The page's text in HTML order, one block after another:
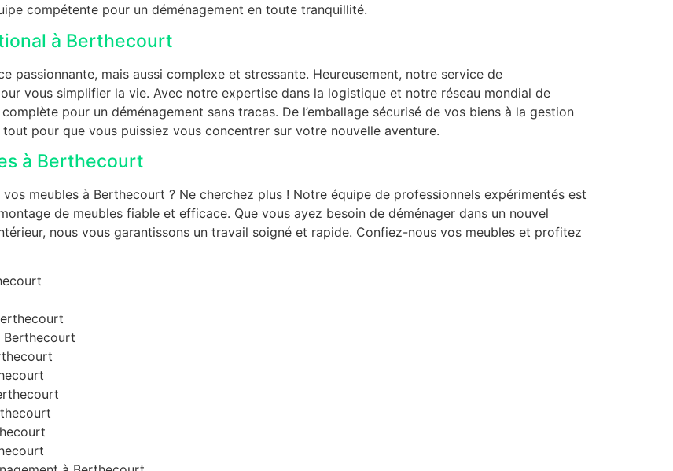
compétente pour un déménagement en toute tranquillité.
à Berthecourt
passionnante, mais aussi complexe et stressante. Heureusement, notre service de
vous simplifier la vie. Avec notre expertise dans la logistique et notre réseau mondial de
pour un déménagement sans tracas. De l’emballage sécurisé de vos biens à la gestion
pour que vous puissiez vous concentrer sur votre nouvelle aventure.
à Berthecourt
meubles à Berthecourt ? Ne cherchez plus ! Notre équipe de professionnels expérimentés est
de meubles fiable et efficace. Que vous ayez besoin de déménager dans un nouvel
nous vous garantissons un travail soigné et rapide. Confiez-nous vos meubles et profitez
Berthecourt